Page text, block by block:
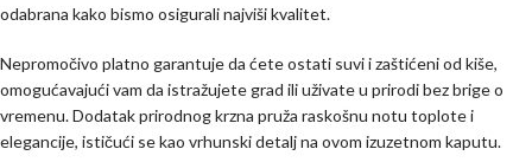
odabrana kako bismo osigurali najviši kvalitet.
Nepromočivo platno garantuje da ćete ostati suvi i zaštićeni od kiše,
omogućavajući vam da istražujete grad ili uživate u prirodi bez brige o
vremenu. Dodatak prirodnog krzna pruža raskošnu notu toplote i
elegancije, ističući se kao vrhunski detalj na ovom izuzetnom kaputu.